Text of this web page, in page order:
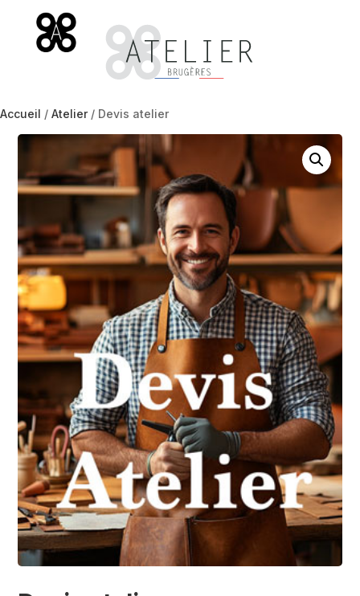
Accueil / Atelier/ Devis atelier